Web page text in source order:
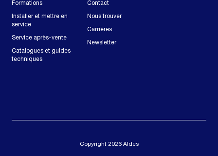
Formations
Installer et mettre en
service
Service après-vente
Catalogues et guides
techniques
Contact
Nous trouver
Carrières
Newsletter
Copyright 2026 Aldes